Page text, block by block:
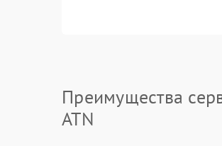
Преимущества
ATN